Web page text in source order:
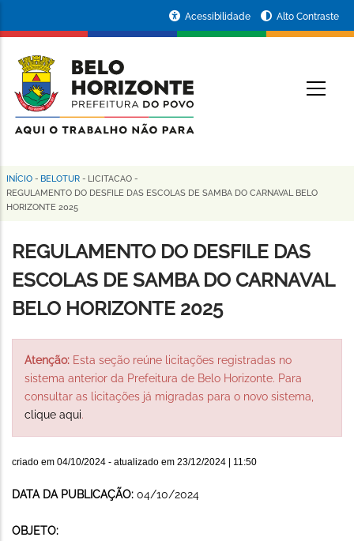
conteúdo
principal
da
Prefeitura
de
Horizonte
Acessibilidade Alto Contraste
Trilha
de
navegação
INÍCIO - BELOTUR - LICITACAO -
REGULAMENTO DO DESFILE DAS ESCOLAS DE SAMBA DO CARNAVAL BELO
HORIZONTE 2025
REGULAMENTO DO DESFILE DAS
ESCOLAS DE SAMBA DO CARNAVAL
BELO HORIZONTE 2025
Atenção: Esta seção reúne licitações registradas no
sistema anterior da Prefeitura de Belo Horizonte. Para
consultar as licitações já migradas para o novo sistema,
clique aqui.
criado em 04/10/2024 - atualizado em 23/12/2024 | 11:50
DATA DA PUBLICAÇÃO: 04/10/2024
OBJETO: